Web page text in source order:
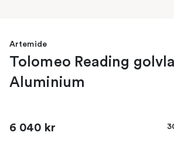
Artemide
Tolomeo Reading
Aluminium
6 040 kr